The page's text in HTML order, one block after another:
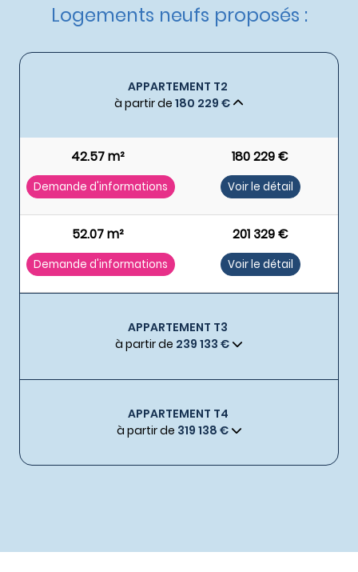
Logements neufs proposés :
APPARTEMENT T2
à partir de 180 229 €
42.57 m² 180 229 €
Demande d'informations Voir le détail
52.07 m² 201 329 €
Demande d'informations Voir le détail
APPARTEMENT T3
à partir de 239 133 €
APPARTEMENT T4
à partir de 319 138 €